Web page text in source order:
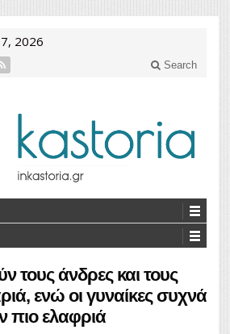
2026
Search
τους άνδρες και τους
ενώ οι γυναίκες συχνά
πιο ελαφριά